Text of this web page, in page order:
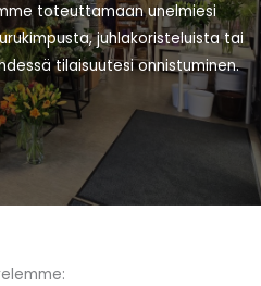
toteuttamaan unelmiesi
juhlakoristeluista tai
tilaisuutesi onnistuminen.